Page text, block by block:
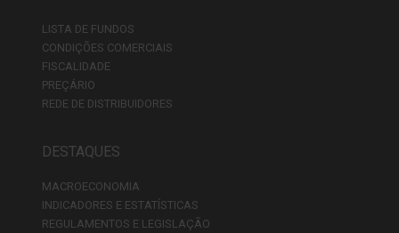
LISTA DE FUNDOS
CONDIÇÕES COMERCIAIS
FISCALIDADE
PREÇÁRIO
REDE DE DISTRIBUIDORES
DESTAQUES
MACROECONOMIA
INDICADORES E ESTATÍSTICAS
REGULAMENTOS E LEGISLAÇÃO